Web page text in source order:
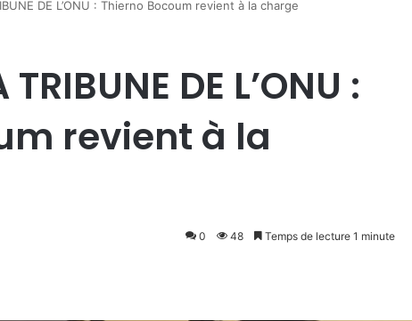
DE L’ONU : Thierno Bocoum revient à la charge
DE L’ONU :
revient à la
0 48 Temps de lecture 1 minute